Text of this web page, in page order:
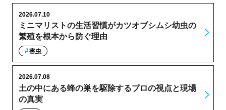
ミニマリストの生活習慣がカツオブシムシ幼虫の
繁殖を根本から防ぐ理由
2026.07.10
害虫
土の中にある蜂の巣を駆除するプロの視点と現場
の真実
2026.07.08